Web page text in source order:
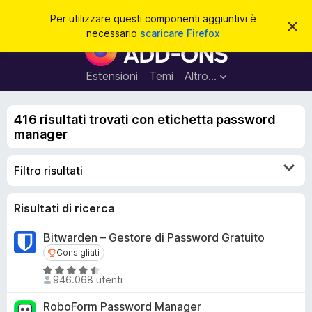
Per utilizzare questi componenti aggiuntivi è
necessario scaricare Firefox
C
q
v
C
o
m
p
n
g
t
Estensioni Temi Altro…
r
416 risultati trovati con etichetta password
manager
Filtro risultati
Risultati di ricerca
Bitwarden – Gestore di Password Gratuito
Consigliati
Consigliati
V
a
l
946.068 utenti
RoboForm Password Manager